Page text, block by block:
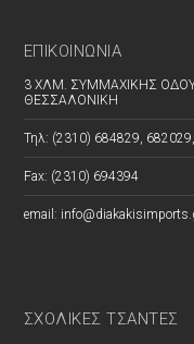
ΕΠΙΚΟΙΝΩΝΊΑ
3 ΧΛΜ. ΣΥΜΜΑΧΙΚΗΣ ΟΔΟΥ
ΘΕΣΣΑΛΟΝΙΚΗ
Τηλ: (2310) 684829,
Fax: (2310) 694394
email:
ΣΧΟΛΙΚΕΣ ΤΣΑΝΤΕΣ